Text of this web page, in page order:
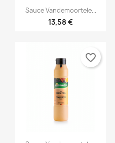
Snabbvy
Sauce Vandemoortele...
13,58 €
favorite_border